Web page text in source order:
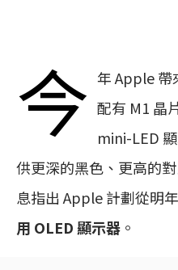
今 年 Apple 帶
配有 M1 晶
mini-LED
供更深的黑色、更高的
息指出 Apple 計劃從明
用 OLED 顯示器 。